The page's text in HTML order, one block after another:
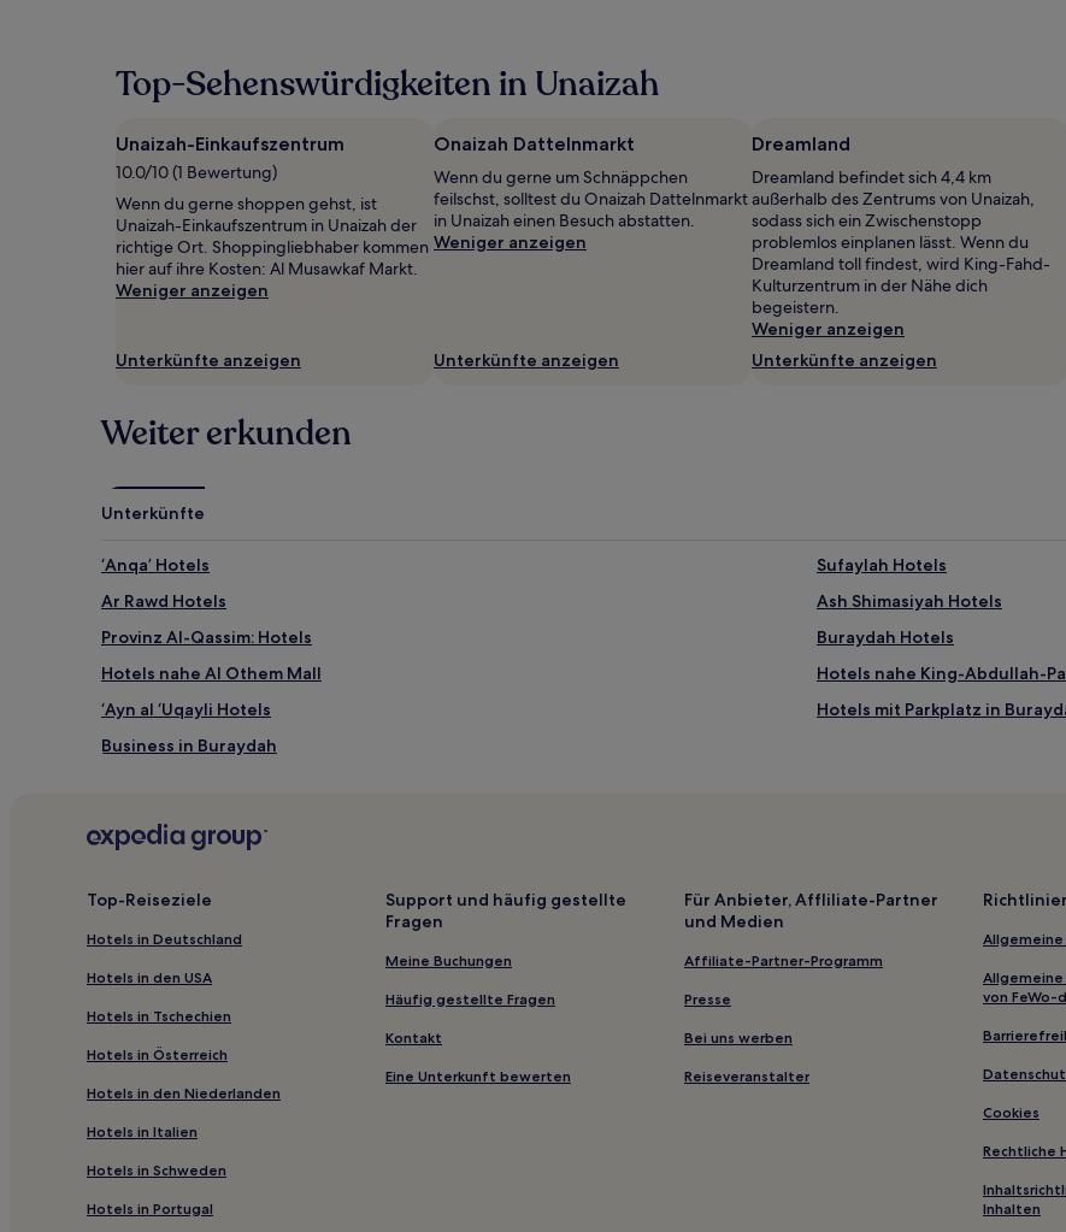
1 Übernachtung
von
gefunden
wurde.
und
Verfügbarkeiten
können
sich
ändern.
zusätzliche
Top-Sehenswürdigkeiten in Unaizah
Unaizah-Einkaufszentrum
10.0/10 (1 Bewertung)
Wenn du gerne shoppen gehst, ist
Unaizah-Einkaufszentrum in Unaizah der
richtige Ort. Shoppingliebhaber kommen
hier auf ihre Kosten: Al Musawkaf Markt.
Weniger anzeigen
Unterkünfte anzeigen
Onaizah Dattelnmarkt
Wenn du gerne um Schnäppchen
feilschst, solltest du Onaizah Dattelnmarkt
in Unaizah einen Besuch abstatten.
Weniger anzeigen
Unterkünfte anzeigen
Dreamland
Dreamland befindet sich 4,4 km
außerhalb des Zentrums von Unaizah,
sodass sich ein Zwischenstopp
problemlos einplanen lässt. Wenn du
Dreamland toll findest, wird King-Fahd-
Kulturzentrum in der Nähe dich
begeistern.
Weniger anzeigen
Unterkünfte anzeigen
Weiter erkunden
Unterkünfte
‘Anqaʼ Hotels
Sufaylah Hotels
Ar Rawd Hotels
Ash Shimasiyah Hotels
Provinz Al-Qassim: Hotels
Buraydah Hotels
Hotels nahe Al Othem Mall
Hotels nahe King-Abdullah-
‘Ayn al ‘Uqayli Hotels
Hotels mit Parkplatz in
Business in Buraydah
Top-Reiseziele
Hotels in Deutschland
Hotels in den USA
Hotels in Tschechien
Hotels in Österreich
Hotels in den Niederlanden
Hotels in Italien
Hotels in Schweden
Hotels in Portugal
Support und häufig gestellte
Fragen
Meine Buchungen
Häufig gestellte Fragen
Kontakt
Eine Unterkunft bewerten
Für Anbieter, Affliliate-Partner
und Medien
Affiliate-Partner-Programm
Presse
Bei uns werben
Reiseveranstalter
von FeWo-
Cookies
Rechtliche
Inhalten